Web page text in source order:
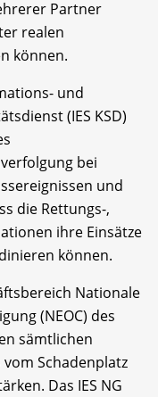
Partner
realen
können.
und
(IES KSD)
bei
und
die Rettungs-,
ihre Einsätze
können.
Nationale
(NEOC) des
sämtlichen
Schadenplatz
Das IES NG